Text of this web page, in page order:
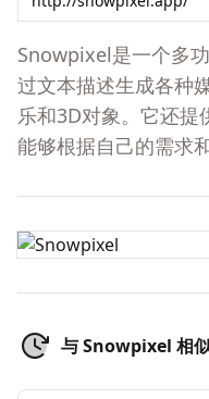
Snowpixel是一个多
过文本描述生成各种
乐和3D对象。它还提
能够根据自己的需求
与 Snowpixel 相